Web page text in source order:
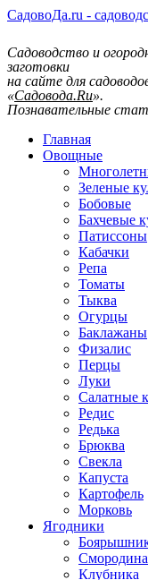
СадовоДа.ru -
Садоводство и
заготовки
на сайте для
«Садовода.Ru».
Познавательные
Главная
Овощные
Зеленые
Бобовые
Бахчевые
Патиссоны
Кабачки
Репа
Томаты
Тыква
Огурцы
Баклажаны
Физалис
Перцы
Луки
Салатные
Редис
Редька
Брюква
Свекла
Капуста
Картофель
Морковь
Ягодники
Смородина
Клубника